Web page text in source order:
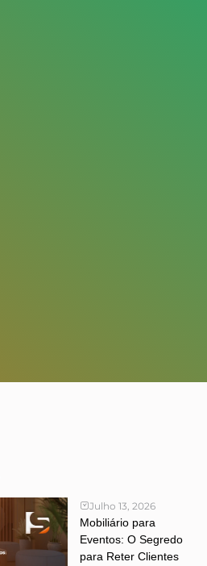
Julho 13, 2026
Mobiliário para
Eventos: O Segredo
para Reter Clientes